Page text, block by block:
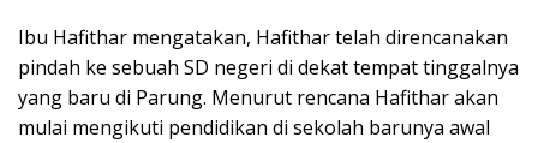
Ibu Hafithar mengatakan, Hafithar telah direncanakan
pindah ke sebuah SD negeri di dekat tempat tinggalnya
yang baru di Parung. Menurut rencana Hafithar akan
mulai mengikuti pendidikan di sekolah barunya awal